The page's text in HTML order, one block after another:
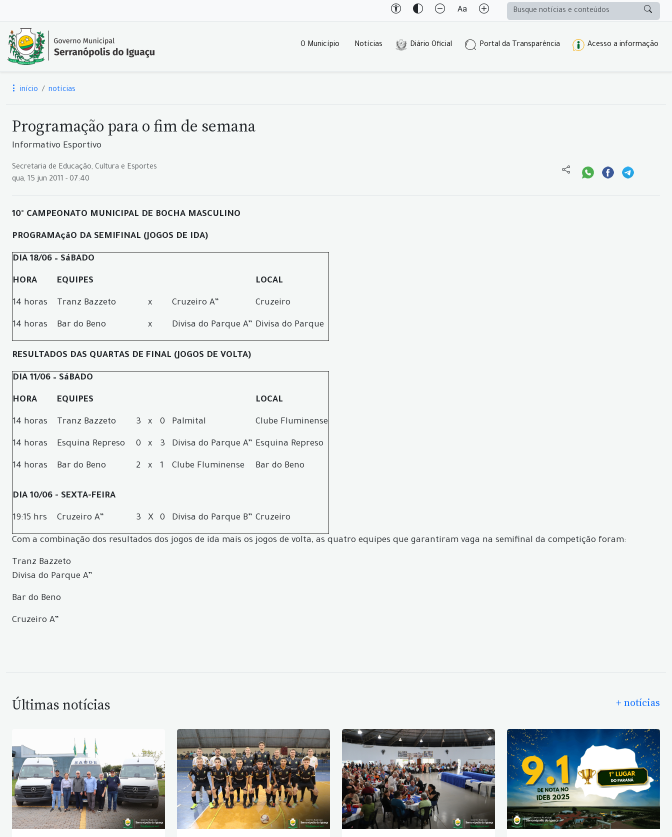
O Município Notícias Diário Oficial Portal da Transparência Acesso a informação
início notícias
Programação para o fim de semana
Informativo Esportivo
Secretaria de Educação, Cultura e Esportes
qua, 15 jun 2011 - 07:40
10° CAMPEONATO MUNICIPAL DE BOCHA MASCULINO
PROGRAMAçãO DA SEMIFINAL (JOGOS DE IDA)
DIA 18/06 – SáBADO
HORA EQUIPES LOCAL
14 horas Tranz Bazzeto x Cruzeiro A” Cruzeiro
14 horas Bar do Beno x Divisa do Parque A” Divisa do Parque
RESULTADOS DAS QUARTAS DE FINAL (JOGOS DE VOLTA)
DIA 11/06 – SáBADO
HORA EQUIPES LOCAL
14 horas Tranz Bazzeto 3 x 0 Palmital Clube Fluminense
14 horas Esquina Represo 0 x 3 Divisa do Parque A” Esquina Represo
14 horas Bar do Beno 2 x 1 Clube Fluminense Bar do Beno
DIA 10/06 - SEXTA-FEIRA
19:15 hrs Cruzeiro A” 3 X 0 Divisa do Parque B” Cruzeiro
Com a combinação dos resultados dos jogos de ida mais os jogos de volta, as quatro equipes que garantiram vaga na semifinal da competição foram:
Tranz Bazzeto
Divisa do Parque A”
Bar do Beno
Cruzeiro A”
Últimas notícias + notícias